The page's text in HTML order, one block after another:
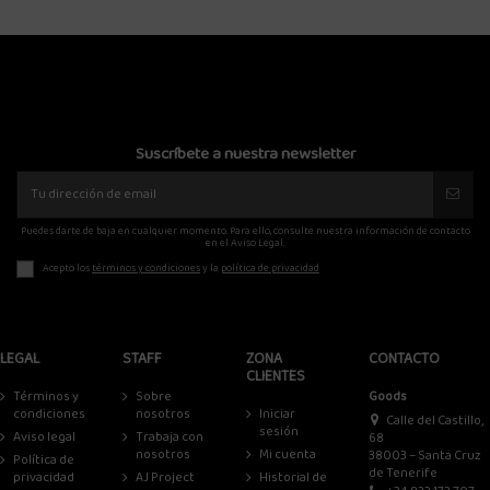
Suscríbete a nuestra newsletter
Puedes darte de baja en cualquier momento. Para ello, consulte nuestra información de contacto
en el Aviso Legal.
Acepto lostérminos y condicionesy la política de privacidad
LEGAL
Términos y
condiciones
Aviso legal
Política de
privacidad
STAFF
Sobre
nosotros
Trabaja con
nosotros
AJ Project
ZONA
CLIENTES
Iniciar
sesión
Mi cuenta
Historial de
CONTACTO
Goods
Calle del Castillo,
68
38003 – Santa Cruz
de Tenerife